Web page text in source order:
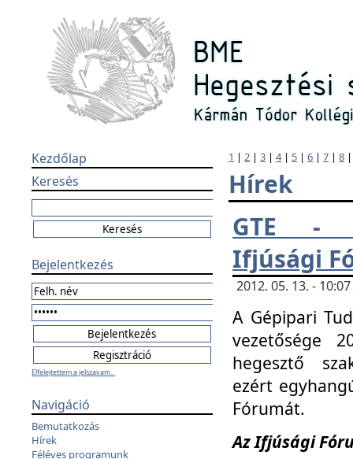
Kezdőlap
Keresés
Bejelentkezés
Elfelejtettem a jelszavam...
Navigáció
Bemutatkozás
Hírek
Féléves programunk
1 | 2 | 3 | 4| 5 | 6 | 7 | 8
Hírek
GTE -
Ifjúsági
2012. 05. 13. -
A Gépipari
vezetősége
hegesztő
ezért
Fórumát.
Az Ifjúsági